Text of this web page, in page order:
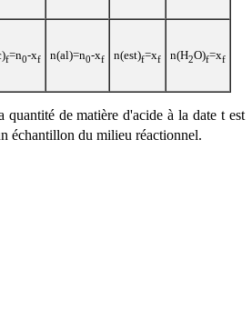
f=n0-xf n(al)=n0-xf n(est)f=xf n(H2O)f=xf
quantité de matière d'acide à la date t est
échantillon du milieu réactionnel.